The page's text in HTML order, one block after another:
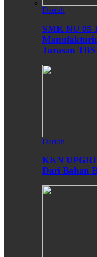
Daerah
SMK NU 05-
Jurusan
Daerah
KKN
Dari Bahan